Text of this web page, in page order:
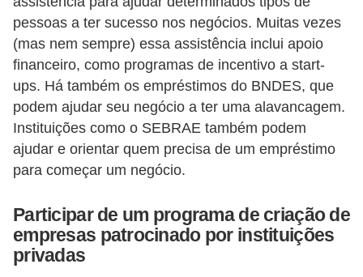
pessoas a ter sucesso nos negócios. Muitas vezes
(mas nem sempre) essa assistência inclui apoio
financeiro, como programas de incentivo a start-
ups. Há também os empréstimos do BNDES, que
podem ajudar seu negócio a ter uma alavancagem.
Instituições como o SEBRAE também podem
ajudar e orientar quem precisa de um empréstimo
para começar um negócio.
Participar de um programa de criação de
empresas patrocinado por instituições
privadas
a
1
5
1
0
M
T
R
e